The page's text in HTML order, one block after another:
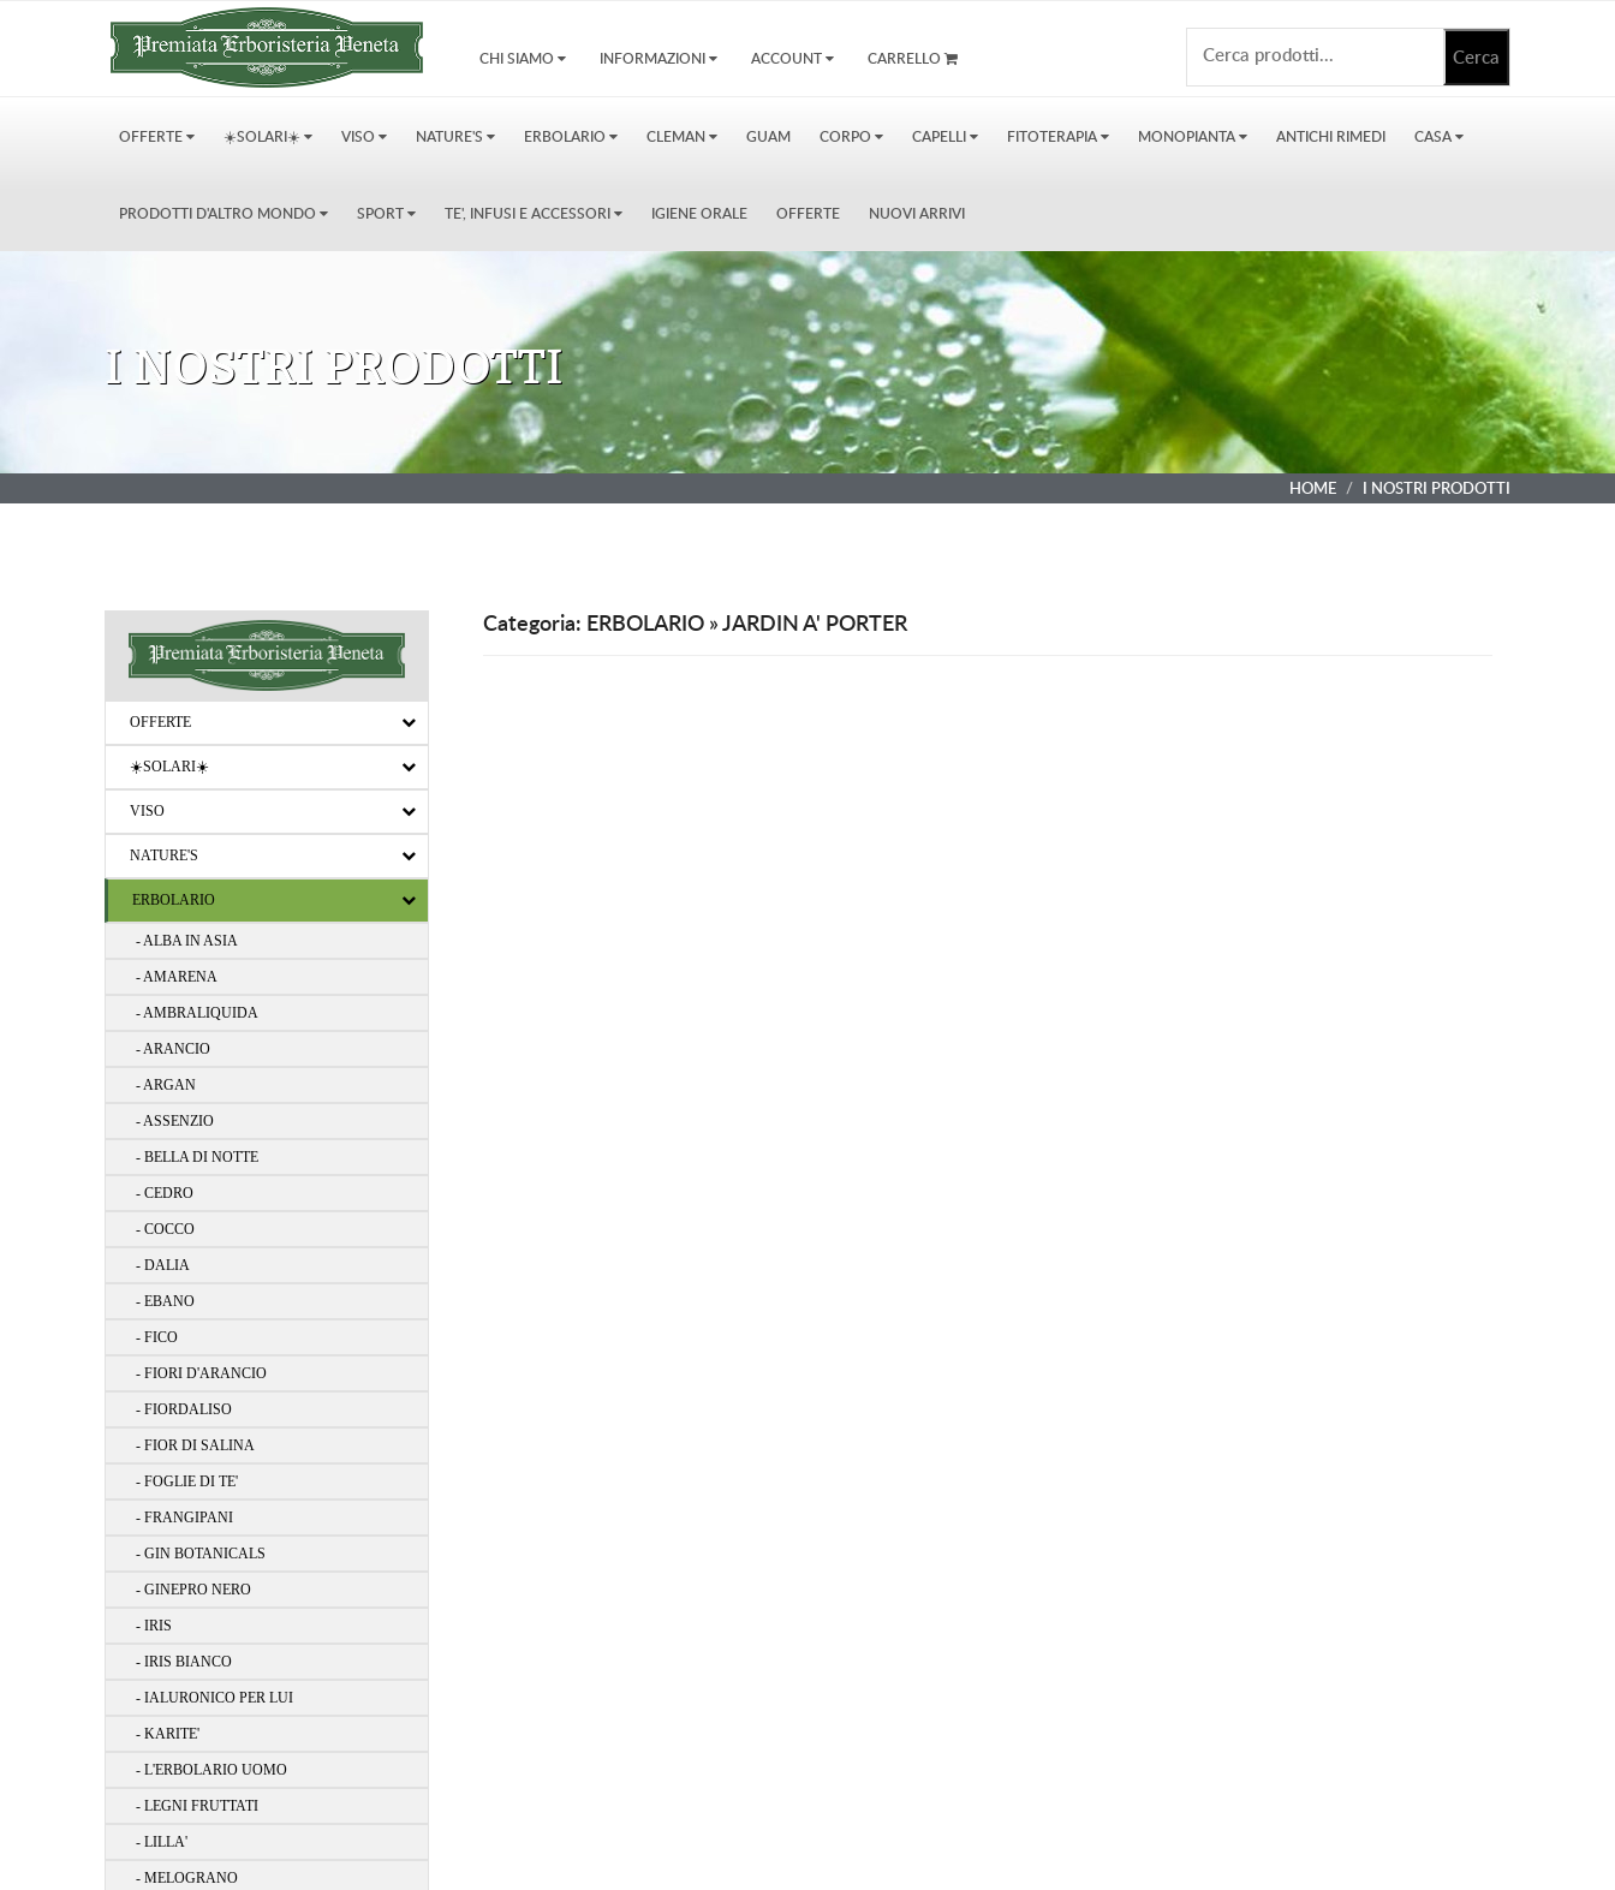
CHI SIAMO INFORMAZIONI ACCOUNT CARRELLO
OFFERTE ☀️SOLARI☀️ VISO NATURE'S ERBOLARIO CLEMAN GUAM CORPO CAPELLI FITOTERAPIA MONOPIANTA ANTICHI RIMEDI CASA
PRODOTTI D'ALTRO MONDO SPORT TE', INFUSI E ACCESSORI IGIENE ORALE OFFERTE NUOVI ARRIVI
I NOSTRI PRODOTTI
HOME I NOSTRI PRODOTTI
OFFERTE
☀️SOLARI☀️
VISO
NATURE'S
ERBOLARIO
- ALBA IN ASIA
- AMARENA
- AMBRALIQUIDA
- ARANCIO
- ARGAN
- ASSENZIO
- BELLA DI NOTTE
- CEDRO
- COCCO
- DALIA
- EBANO
- FICO
- FIORI D'ARANCIO
- FIORDALISO
- FIOR DI SALINA
- FOGLIE DI TE'
- FRANGIPANI
- GIN BOTANICALS
- GINEPRO NERO
- IRIS
- IRIS BIANCO
- IALURONICO PER LUI
- KARITE'
- L'ERBOLARIO UOMO
- LEGNI FRUTTATI
- LILLA'
- MELOGRANO
Categoria: ERBOLARIO » JARDIN A' PORTER